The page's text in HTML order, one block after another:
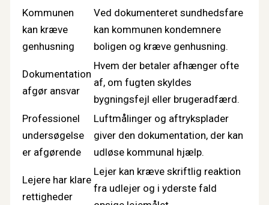
Kommunen
kan kræve
genhusning
Ved dokumenteret sundhedsfare
kan kommunen kondemnere
boligen og kræve genhusning.
Dokumentation
afgør ansvar
Hvem der betaler afhænger ofte
af, om fugten skyldes
bygningsfejl eller brugeradfærd.
Professionel
undersøgelse
er afgørende
Luftmålinger og aftryksplader
giver den dokumentation, der kan
udløse kommunal hjælp.
Lejere har klare
rettigheder
Lejer kan kræve skriftlig reaktion
fra udlejer og i yderste fald